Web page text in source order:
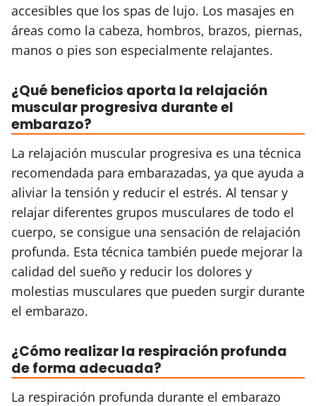
accesibles que los spas de lujo. Los masajes en
áreas como la cabeza, hombros, brazos, piernas,
manos o pies son especialmente relajantes.
¿Qué beneficios aporta la relajación
muscular progresiva durante el
embarazo?
La relajación muscular progresiva es una técnica
recomendada para embarazadas, ya que ayuda a
aliviar la tensión y reducir el estrés. Al tensar y
relajar diferentes grupos musculares de todo el
cuerpo, se consigue una sensación de relajación
profunda. Esta técnica también puede mejorar la
calidad del sueño y reducir los dolores y
molestias musculares que pueden surgir durante
el embarazo.
¿Cómo realizar la respiración profunda
de forma adecuada?
La respiración profunda durante el embarazo